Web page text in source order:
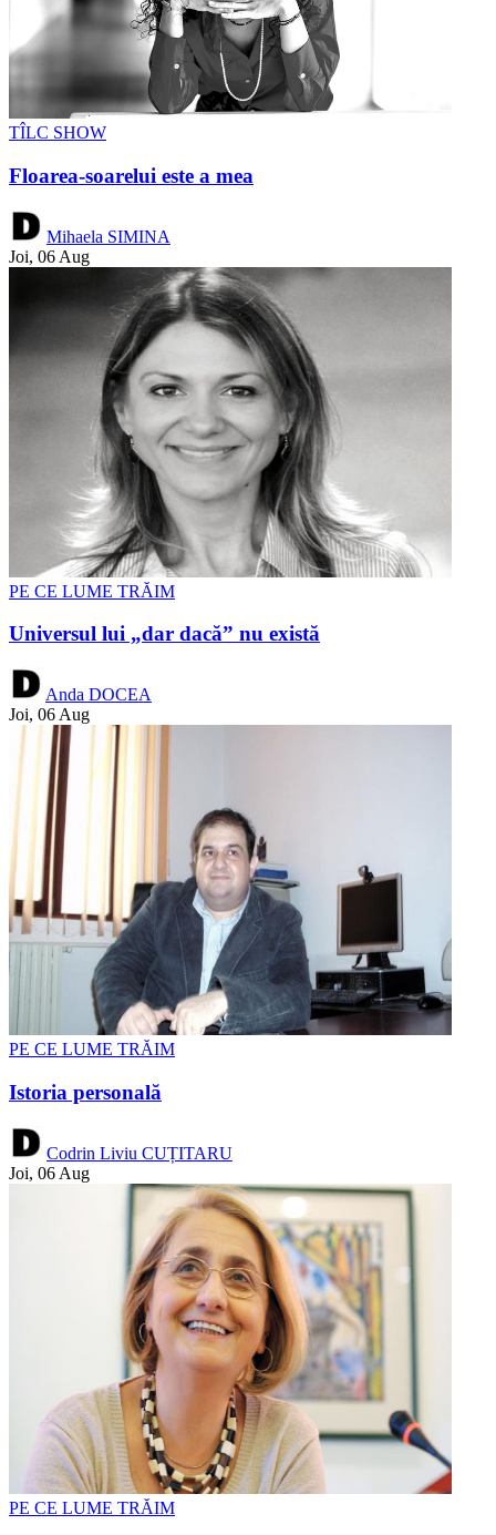
TÎLC SHOW
Floarea-soarelui este a mea
Mihaela SIMINA
Joi, 06 Aug
PE CE LUME TRĂIM
Universul lui „dar dacă” nu există
Anda DOCEA
Joi, 06 Aug
PE CE LUME TRĂIM
Istoria personală
Codrin Liviu CUȚITARU
Joi, 06 Aug
PE CE LUME TRĂIM